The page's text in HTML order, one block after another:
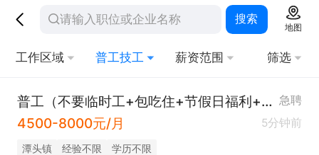
搜索
地图
工作区域 普工技工 薪资范围 筛选
普工（不要临时工+包吃住+节假日福利+返厂红包+工龄奖） 急聘
4500-8000元/月 5分钟前
​潭头镇 经验不限 学历不限